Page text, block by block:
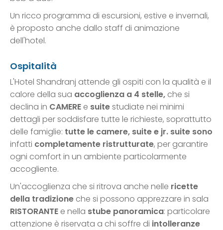
Un ricco programma di escursioni, estive e invernali,
è proposto anche dallo staff di animazione
dell'hotel.
Ospitalità
L'Hotel Shandranj attende gli ospiti con la qualità e il
calore della sua accoglienza a 4 stelle, che si
declina in CAMERE e suitestudiate nei minimi
dettagli per soddisfare tutte le richieste, soprattutto
delle famiglie: tutte le camere, suite e jr. suite sono
infatti completamente ristrutturate, per garantire
ogni comfort in un ambiente particolarmente
accogliente.
Un'accoglienza che si ritrova anche nelle ricette
della tradizione che si possono apprezzare in sala
RISTORANTE e nella stube panoramica: particolare
attenzione è riservata a chi soffre di intolleranze